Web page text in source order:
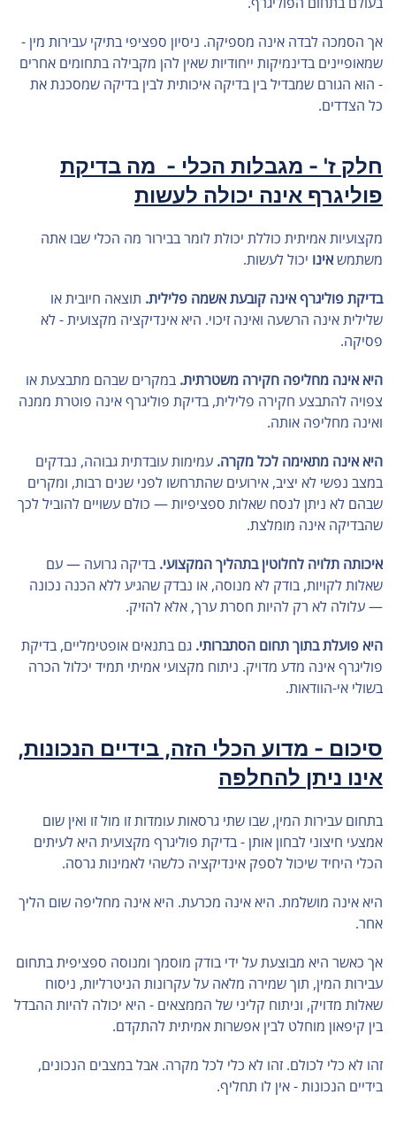
אך הסמכה לבדה אינה מספיקה. ניסיון ספציפי בתיקי עבירות מין -
שמאופיינים בדינמיקות ייחודיות שאין להן מקבילה בתחומים אחרים
- הוא הגורם שמבדיל בין בדיקה איכותית לבין בדיקה שמסכנת את
כל הצדדים.
חלק ז' - מגבלות הכלי - מה בדיקת
פוליגרף אינה יכולה לעשות
מקצועיות אמיתית כוללת יכולת לומר בבירור מה הכלי שבו אתה
משתמשאינו יכול לעשות.
בדיקת פוליגרף אינה קובעת אשמה פלילית. תוצאה חיובית או
שלילית אינה הרשעה ואינה זיכוי. היא אינדיקציה מקצועית - לא
פסיקה.
היא אינה מחליפה חקירה משטרתית. במקרים שבהם מתבצעת או
צפויה להתבצע חקירה פלילית, בדיקת פוליגרף אינה פוטרת ממנה
ואינה מחליפה אותה.
היא אינה מתאימה לכל מקרה. עמימות עובדתית גבוהה, נבדקים
במצב נפשי לא יציב, אירועים שהתרחשו לפני שנים רבות, ומקרים
שבהם לא ניתן לנסח שאלות ספציפיות — כולם עשויים להוביל לכך
שהבדיקה אינה מומלצת.
איכותה תלויה לחלוטין בתהליך המקצועי. בדיקה גרועה — עם
שאלות לקויות, בודק לא מנוסה, או נבדק שהגיע ללא הכנה נכונה
— עלולה לא רק להיות חסרת ערך, אלא להזיק.
היא פועלת בתוך תחום הסתברותי. גם בתנאים אופטימליים, בדיקת
פוליגרף אינה מדע מדויק. ניתוח מקצועי אמיתי תמיד יכלול הכרה
בשולי אי-הוודאות.
סיכום - מדוע הכלי הזה, בידיים הנכונות,
אינו ניתן להחלפה
בתחום עבירות המין, שבו שתי גרסאות עומדות זו מול זו ואין שום
אמצעי חיצוני לבחון אותן - בדיקת פוליגרף מקצועית היא לעיתים
הכלי היחיד שיכול לספק אינדיקציה כלשהי לאמינות גרסה.
היא אינה מושלמת. היא אינה מכרעת. היא אינה מחליפה שום הליך
אחר.
אך כאשר היא מבוצעת על ידי בודק מוסמך ומנוסה ספציפית בתחום
עבירות המין, תוך שמירה מלאה על עקרונות הניטרליות, ניסוח
שאלות מדויק, וניתוח קליני של הממצאים - היא יכולה להיות ההבדל
בין קיפאון מוחלט לבין אפשרות אמיתית להתקדם.
זהו לא כלי לכולם. זהו לא כלי לכל מקרה. אבל במצבים הנכונים,
בידיים הנכונות - אין לו תחליף.